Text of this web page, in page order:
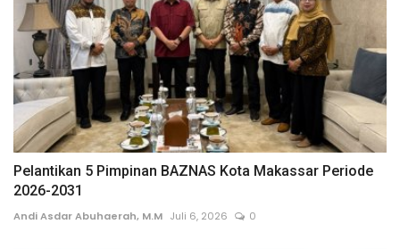
Pelantikan 5 Pimpinan BAZNAS Kota Makassar Periode
2026-2031
Andi Asdar Abuhaerah, M.M Juli 6, 2026 0